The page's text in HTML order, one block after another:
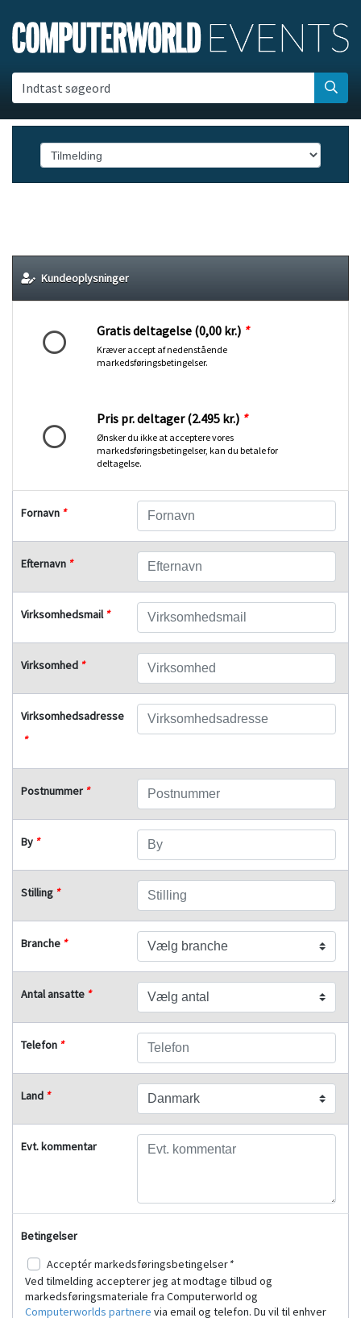
Indtast søgeord
Kundeoplysninger
Gratis deltagelse (0,00 kr.) *
Kræver accept af nedenstående
markedsføringsbetingelser.
Pris pr. deltager (2.495 kr.) *
Ønsker du ikke at acceptere vores
markedsføringsbetingelser, kan du betale for
deltagelse.
Fornavn *
Efternavn *
Virksomhedsmail *
Virksomhed *
Virksomhedsadresse
*
Postnummer *
By *
Stilling *
Branche *
Antal ansatte *
Telefon *
Land *
Evt. kommentar
Betingelser
Acceptér markedsføringsbetingelser*
Ved tilmelding accepterer jeg at modtage tilbud og
markedsføringsmateriale fra Computerworld og
Computerworlds partnere via email og telefon. Du vil til enhver